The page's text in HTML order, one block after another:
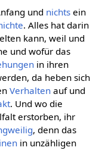
und nichtsein
. Alles hat darin
kann, weil und
und wofür das
in ihren
da heben sich
Verhaltenauf und
. Und wo die
erstorben, ihr
, denn das
in unzähligen